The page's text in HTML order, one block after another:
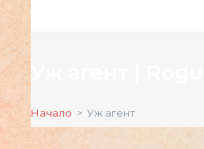
Начало > Уж агент